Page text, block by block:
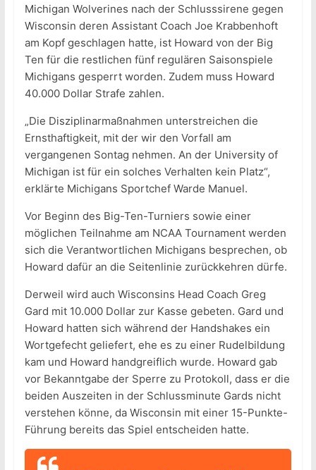
Michigan Wolverines nach der Schlusssirene gegen
Wisconsin deren Assistant Coach Joe Krabbenhoft
am Kopf geschlagen hatte, ist Howard von der Big
Ten für die restlichen fünf regulären Saisonspiele
Michigans gesperrt worden. Zudem muss Howard
40.000 Dollar Strafe zahlen.
„Die Disziplinarmaßnahmen unterstreichen die
Ernsthaftigkeit, mit der wir den Vorfall am
vergangenen Sontag nehmen. An der University of
Michigan ist für ein solches Verhalten kein Platz“,
erklärte Michigans Sportchef Warde Manuel.
Vor Beginn des Big-Ten-Turniers sowie einer
möglichen Teilnahme am NCAA Tournament werden
sich die Verantwortlichen Michigans besprechen, ob
Howard dafür an die Seitenlinie zurückkehren dürfe.
Derweil wird auch Wisconsins Head Coach Greg
Gard mit 10.000 Dollar zur Kasse gebeten. Gard und
Howard hatten sich während der Handshakes ein
Wortgefecht geliefert, ehe es zu einer Rudelbildung
kam und Howard handgreiflich wurde. Howard gab
vor Bekanntgabe der Sperre zu Protokoll, dass er die
beiden Auszeiten in der Schlussminute Gards nicht
verstehen könne, da Wisconsin mit einer 15-Punkte-
Führung bereits das Spiel entscheiden hatte.